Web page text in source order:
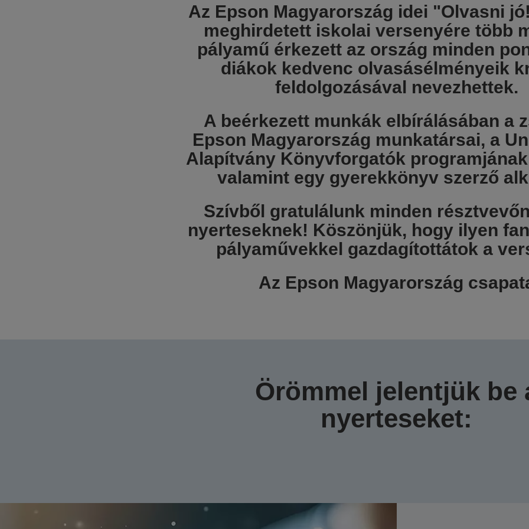
Az Epson Magyarország idei "Olvasni
meghirdetett iskolai versenyére több
pályamű érkezett az ország minden
diákok kedvenc olvasásélményeik
feldolgozásával nevezhettek.
A beérkezett munkák elbírálásában a
Epson Magyarország munkatársai, a
Alapítvány Könyvforgatók
valamint egy gyerekkönyv szerző
Szívből gratulálunk minden
nyerteseknek! Köszönjük, hogy ilyen
pályaművekkel gazdagítottátok a
Az Epson Magyarország
Örömmel jelentjük be
nyerteseket: